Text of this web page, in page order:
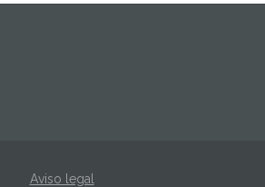
Aviso legal